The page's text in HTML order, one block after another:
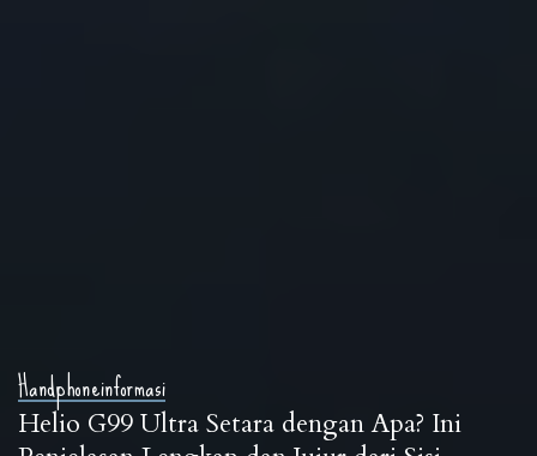
Handphoneinformasi
Helio G99 Ultra Setara dengan Apa? Ini